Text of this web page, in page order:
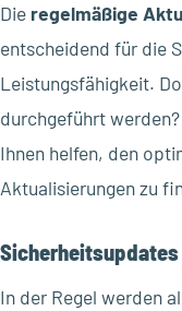
Die regelmäßige
entscheidend für die
Leistungsfähigkeit.
durchgeführt
Ihnen helfen, den
Aktualisierungen zu
In der Regel werden